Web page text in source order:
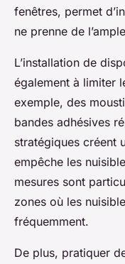
fenêtres, permet
ne prenne de
L’installation de
également à limiter
exemple, des
bandes adhésives
stratégiques créent
empêche les
mesures sont
zones où les
fréquemment.
De plus, pratiquer